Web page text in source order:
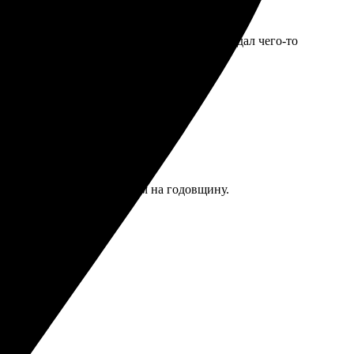
линованная. Для записей хватит, но ожидал чего-то
подарок родителям на годовщину.